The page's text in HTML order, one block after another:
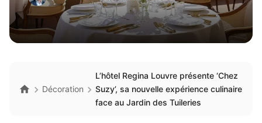
Décoration
L’hôtel Regina Louvre présente ‘Chez
Suzy’, sa nouvelle expérience culinaire
face au Jardin des Tuileries